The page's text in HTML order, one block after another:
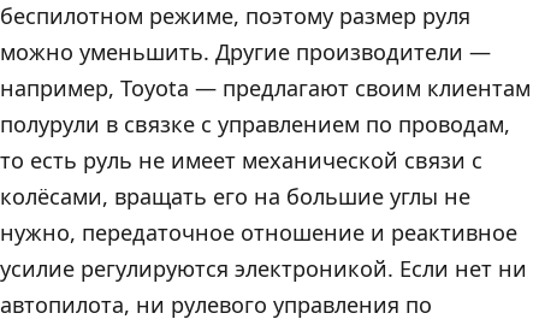
беспилотном режиме, поэтому размер руля
можно уменьшить. Другие производители —
например, Toyota — предлагают своим клиентам
полурули в связке с управлением по проводам,
то есть руль не имеет механической связи с
колёсами, вращать его на большие углы не
нужно, передаточное отношение и реактивное
усилие регулируются электроникой. Если нет ни
автопилота, ни рулевого управления по